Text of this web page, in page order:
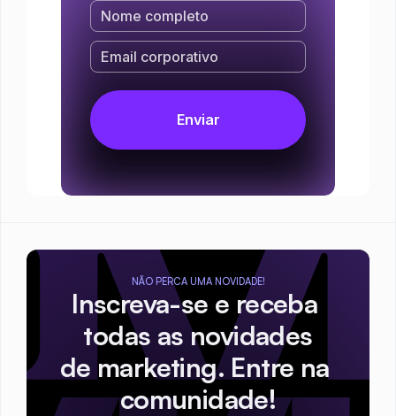
NÃO PERCA UMA NOVIDADE!
Inscreva-se e receba
todas as novidades
de marketing. Entre na
comunidade!